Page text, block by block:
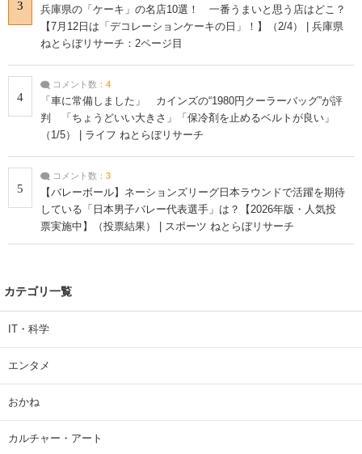
3
兵庫県の「ケーキ」の名店10選！ 一番うまいと思う店はどこ？
【7月12日は「デコレーションケーキの日」！】（2/4） | 兵庫県
ねとらぼリサーチ：2ページ目
4
コメント数： 4
「車に常備しました」 カインズの“1980円クーラーバッグ”が評
判 「ちょうどいい大きさ」「保冷剤を止めるベルトが良い」
（1/5） | ライフ ねとらぼリサーチ
5
コメント数： 3
【バレーボール】ネーションズリーグ日本ラウンドで活躍を期待
している「日本男子バレー代表選手」は？【2026年版・人気投
票実施中】（投票結果） | スポーツ ねとらぼリサーチ
カテゴリ一覧
IT・科学
エンタメ
おかね
カルチャー・アート